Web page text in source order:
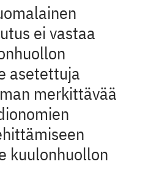
ei vastaa
asetettuja
merkittävää
kuulonhuollon